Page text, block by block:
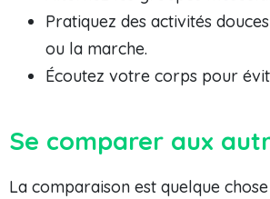
Pratiquez des activités
ou la marche.
Écoutez votre corps pour
Se comparer aux
La comparaison est quelque